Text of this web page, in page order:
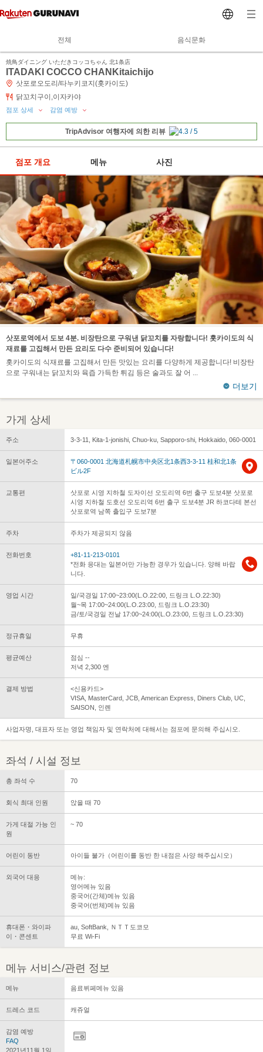
전체 음식문화
焼鳥ダイニング いただきコッコちゃん 北1条店
ITADAKI COCCO CHANKitaichijo
삿포로오도리/타누키코지(홋카이도)
닭꼬치구이,이자카야
점포 상세 감염 예방
TripAdvisor 여행자에 의한 리뷰
점포 개요 메뉴 사진
삿포로역에서 도보 4분. 비장탄으로 구워낸 닭꼬치를 자랑합니다! 홋카이도의 식
재료를 고집해서 만든 요리도 다수 준비되어 있습니다!
홋카이도의 식재료를 고집해서 만든 맛있는 요리를 다양하게 제공합니다! 비장탄
으로 구워내는 닭꼬치와 육즙 가득한 튀김 등은 술과도 잘 어
더보기
가게 상세
주소 3-3-11, Kita-1-jonishi, Chuo-ku, Sapporo-shi, Hokkaido, 060-0001
일본어주소
〒060-0001 北海道札幌市中央区北1条西3-3-11 桂和北1条
ビル2F
교통편
삿포로 시영 지하철 도자이선 오도리역 6번 출구 도보4분 삿포로
시영 지하철 도호선 오도리역 6번 출구 도보4분 JR 하코다테 본선
삿포로역 남쪽 출입구 도보7분
주차 주차가 제공되지 않음
전화번호
+81-11-213-0101
*전화 응대는 일본어만 가능한 경우가 있습니다. 양해 바랍
니다.
영업 시간
일/국경일 17:00~23:00(L.O.22:00, 드링크 L.O.22:30)
월~목 17:00~24:00(L.O.23:00, 드링크 L.O.23:30)
금/토/국경일 전날 17:00~24:00(L.O.23:00, 드링크 L.O.23:30)
정규휴일 무휴
평균예산
점심 --
저녁 2,300 엔
결제 방법
<신용카드>
VISA, MasterCard, JCB, American Express, Diners Club, UC,
SAISON, 인롄
사업자명, 대표자 또는 영업 책임자 및 연락처에 대해서는 점포에 문의해 주십시오.
좌석 / 시설 정보
총 좌석 수 70
회식 최대 인원 앉을 때 70
가게 대절 가능 인
원
~ 70
어린이 동반 아이들 불가（어린이를 동반 한 내점은 사양 해주십시오）
외국어 대응
메뉴:
영어메뉴 있음
중국어(간체)메뉴 있음
중국어(번체)메뉴 있음
휴대폰・와이파
이・콘센트
au, SoftBank, ＮＴＴ도코모
무료 Wi-Fi
메뉴 서비스/관련 정보
메뉴 음료뷔페메뉴 있음
드레스 코드 캐쥬얼
감염 예방
FAQ
2021년11월 1일